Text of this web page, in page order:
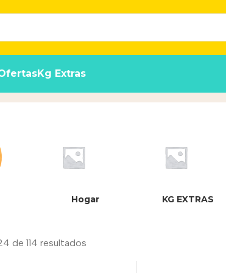
Kg Extras
Hogar KG EXTRAS
de 114 resultados